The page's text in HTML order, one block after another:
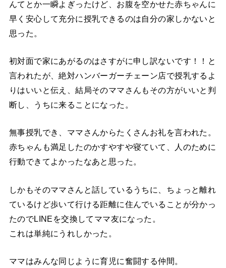
んてとか一瞬よぎったけど、お腹を空かせた赤ちゃんに
早く安心して充分に授乳できるのは自分の家しかないと
思った。
初対面で家にあがるのはさすがに申し訳ないです！！と
言われたが、絶対ハンバーガーチェーン店で授乳するよ
りはいいと伝え、結局そのママさんもその方がいいと判
断し、うちに来ることになった。
無事授乳でき、ママさんからたくさんお礼を言われた。
赤ちゃんも満足したのかすやすや寝ていて、人のために
行動できてよかったなあと思った。
しかもそのママさんと話しているうちに、ちょっと離れ
ているけど歩いて行ける距離に住んでいることが分かっ
たのでLINEを交換してママ友になった。
これは単純にうれしかった。
ママはみんな同じように育児に奮闘する仲間。